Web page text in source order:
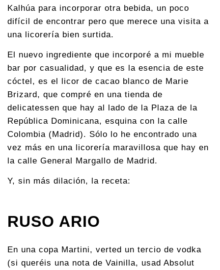
Kalhúa para incorporar otra bebida, un poco
difícil de encontrar pero que merece una visita a
una licorería bien surtida.
El nuevo ingrediente que incorporé a mi mueble
bar por casualidad, y que es la esencia de este
cóctel, es el licor de cacao blanco de Marie
Brizard, que compré en una tienda de
delicatessen que hay al lado de la Plaza de la
República Dominicana, esquina con la calle
Colombia (Madrid). Sólo lo he encontrado una
vez más en una licorería maravillosa que hay en
la calle General Margallo de Madrid.
Y, sin más dilación, la receta:
RUSO ARIO
En una copa Martini, verted un tercio de vodka
(si queréis una nota de Vainilla, usad Absolut